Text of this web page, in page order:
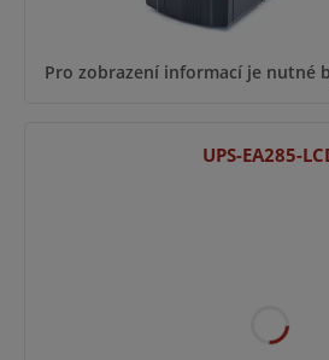
Pro zobrazení informací je nutné
UPS-EA285-